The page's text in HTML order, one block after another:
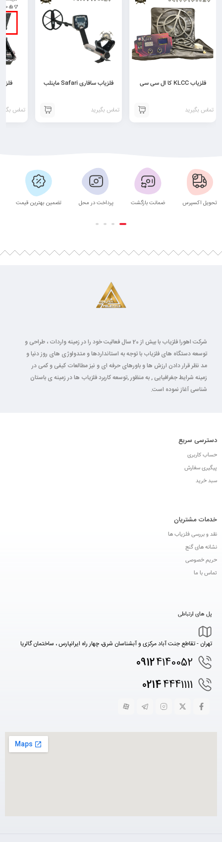
فلزیاب KLCC کا ال سی سی
تماس بگیرید
فلزیاب سافاری Safari ماینلب
تماس بگیرید تماس
تحویل اکسپرس ضمانت بازگشت پرداخت در محل تضمین بهترین قیمت
شرکت اهورا فلزیاب با بیش از 20 سال فعالیت خود را در زمینه واردات ، طراحی و
توسعه دستگاه های فلزیاب با توجه به استانداردها و متدولوژی های روز دنیا و
مد نظر قرار دادن ارزش ها و باورهای حرفه ای و نیز مطالعات کیفی و کمی در
زمینه شرایط جغرافیایی , به منظور ,توسعه کاربرد فلزیاب ها در زمینه ی باستان
شناسی آغاز نموده است.
دسترسی سریع
حساب کاربری
پیگیری سفارش
سبد خرید
خدمات مشتریان
نقد و بررسی فلزیاب ها
نشانه های گنج
حریم خصوصی
تماس با ما
پل های ارتباطی
تهران - تقاطع جنت آباد مرکزی و آبشناسان شرق، چهار راه ایرانپارس ، ساختمان گالریا
09124140052
02144441111